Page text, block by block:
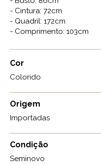
- Cintura: 72cm
- Quadril: 172cm
- Comprimento: 103cm
Cor
Colorido
Origem
Importadas
Condição
Seminovo